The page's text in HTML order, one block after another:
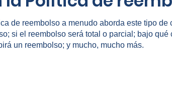
de reembolso a menudo aborda este tipo de
si el reembolso será total o parcial; bajo qué
un reembolso; y mucho, mucho más.